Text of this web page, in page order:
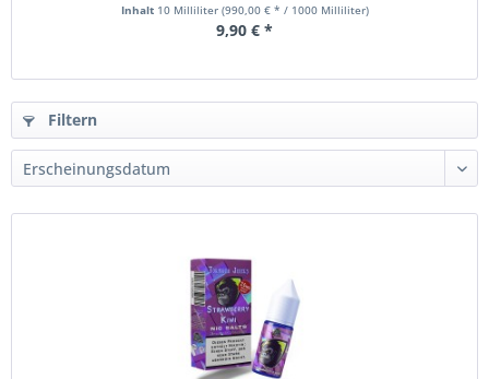
Inhalt 10 Milliliter (990,00 € * / 1000 Milliliter)
9,90 € *
Filtern